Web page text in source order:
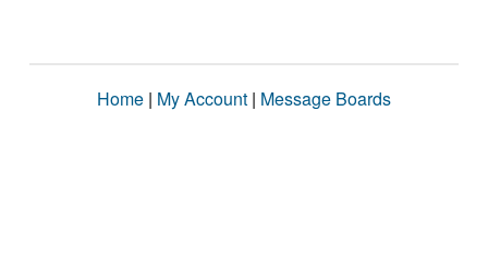
Home | My Account | Message Boards